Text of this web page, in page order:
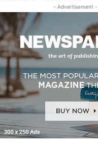
- Advertisement -